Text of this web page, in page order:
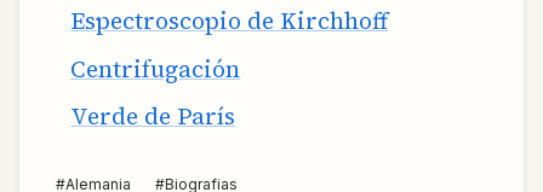
Espectroscopio de Kirchhoff
Centrifugación
Verde de París
#Alemania #Biografias